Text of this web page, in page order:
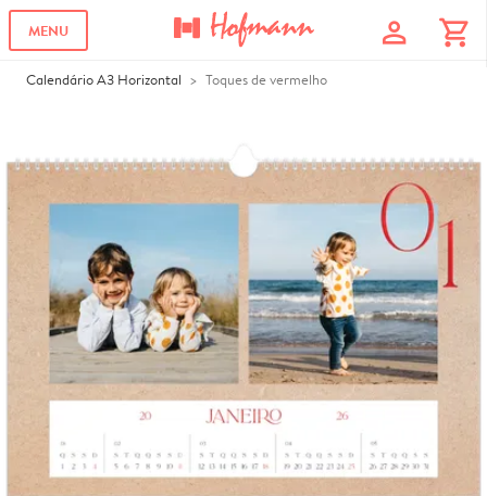
MENU profile shopping_cart
Calendário A3 Horizontal Toques de vermelho